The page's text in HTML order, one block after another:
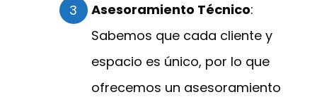
Asesoramiento Técnico:
Sabemos que cada cliente y
espacio es único, por lo que
ofrecemos un asesoramiento